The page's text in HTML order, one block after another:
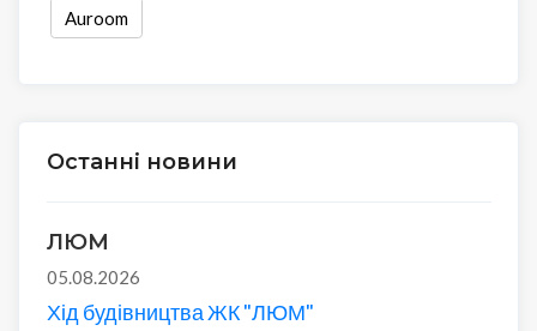
Auroom
Останні новини
ЛЮМ
05.08.2026
Хід будівництва ЖК "ЛЮМ"